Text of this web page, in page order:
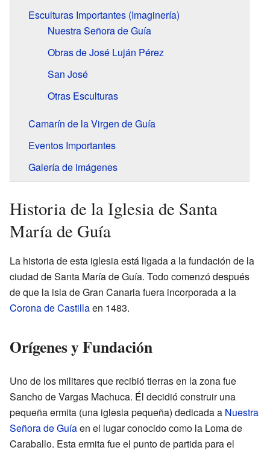
Esculturas Importantes (Imaginería)
Nuestra Señora de Guía
Obras de José Luján Pérez
San José
Otras Esculturas
Camarín de la Virgen de Guía
Eventos Importantes
Galería de imágenes
Historia de la Iglesia de Santa
María de Guía
La historia de esta iglesia está ligada a la fundación de la
ciudad de Santa María de Guía. Todo comenzó después
de que la isla de Gran Canaria fuera incorporada a la
Corona de Castillaen 1483.
Orígenes y Fundación
Uno de los militares que recibió tierras en la zona fue
Sancho de Vargas Machuca. Él decidió construir una
pequeña ermita (una iglesia pequeña) dedicada a Nuestra
Señora de Guíaen el lugar conocido como la Loma de
Caraballo. Esta ermita fue el punto de partida para el